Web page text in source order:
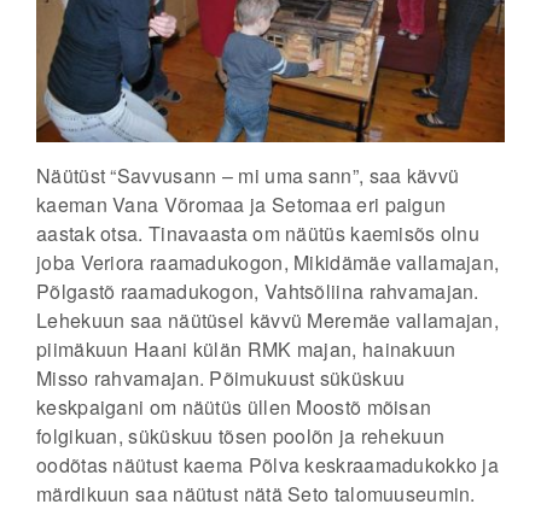
Näütüst “Savvusann – mi uma sann”, saa kävvü
kaeman Vana Võromaa ja Setomaa eri paigun
aastak otsa. Tinavaasta om näütüs kaemisõs olnu
joba Veriora raamadukogon, Mikidämäe vallamajan,
Põlgastõ raamadukogon, Vahtsõliina rahvamajan.
Lehekuun saa näütüsel kävvü Meremäe vallamajan,
piimäkuun Haani külän RMK majan, hainakuun
Misso rahvamajan. Põimukuust süküskuu
keskpaigani om näütüs üllen Moostõ mõisan
folgikuan, süküskuu tõsen poolõn ja rehekuun
oodõtas näütust kaema Põlva keskraamadukokko ja
märdikuun saa näütust nätä Seto talomuuseumin.